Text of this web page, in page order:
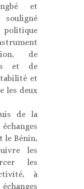
et
de
et de
et
les deux
de la
le Bénin,
les
les
à